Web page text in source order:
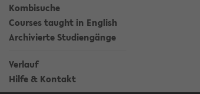
Kombisuche
Courses taught in English
Archivierte Studiengänge
Verlauf
Hilfe & Kontakt